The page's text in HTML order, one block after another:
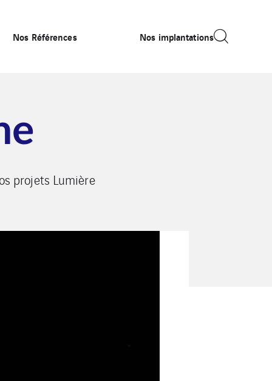
Nos Références Nos implantations
projets Lumière